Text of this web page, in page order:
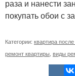
раза и нанести
покупать обои с
Категории: квартира
ремонт квартиры виды